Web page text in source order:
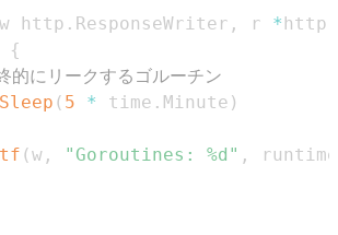
w http . ResponseWriter , r * http
{
にリークするゴルーチン
Sleep ( 5 * time . Minute )
(w , "Goroutines: %d" ,
runtime